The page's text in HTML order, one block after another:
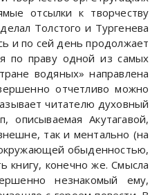
отсылки к творчеству
Толстого и Тургенева
и по сей день продолжает
по праву одной из самых
водяных» направлена
отчетливо можно
читателю духовный
Акутагавой,
так и ментально (на
окружающей обыденностью,
книгу, конечно же. Смысла
незнакомый ему,